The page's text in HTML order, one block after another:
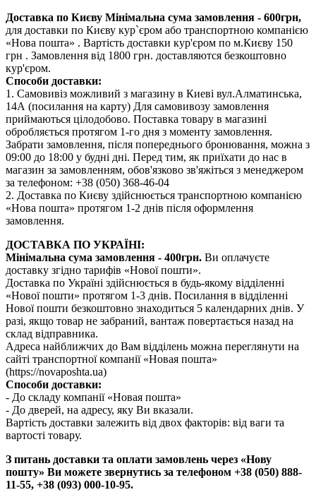
Доставка по Києву Мінімальна сума замовлення - 600грн,
для доставки по Києву кур`єром або транспортною компанією
«Нова пошта» . Вартість доставки кур'єром по м.Києву 150
грн . Замовлення від 1800 грн. доставляются безкоштовно
кур'єром.
Способи доставки:
1. Самовивіз можливий з магазину в Киеві вул.Алматинська,
14А (посилання на карту) Для самовивозу замовлення
приймаються цілодобово. Поставка товару в магазині
обробляється протягом 1-го дня з моменту замовлення.
Забрати замовлення, після попереднього бронювання, можна з
09:00 до 18:00 у будні дні. Перед тим, як приїхати до нас в
магазин за замовленням, обов'язково зв'яжіться з менеджером
за телефоном: +38 (050) 368-46-04
2. Доставка по Києву здійснюється транспортною компанією
«Нова пошта» протягом 1-2 днів після оформлення
замовлення.
ДОСТАВКА ПО УКРАЇНІ:
Мінімальна сума замовлення - 400грн. Ви оплачуєте
доставку згідно тарифів «Нової пошти».
Доставка по Україні здійснюється в будь-якому відділенні
«Нової пошти» протягом 1-3 днів. Посилання в відділенні
Нової пошти безкоштовно знаходиться 5 календарних днів. У
разі, якщо товар не забраний, вантаж повертається назад на
склад відправника.
Адреса найближчих до Вам відділень можна переглянути на
сайті транспортної компанії «Новая пошта»
(https://novaposhta.ua)
Способи доставки:
- До складу компанії «Новая пошта»
- До дверей, на адресу, яку Ви вказали.
Вартість доставки залежить від двох факторів: від ваги та
вартості товару.
З питань доставки та оплати замовлень через «Нову
пошту» Ви можете звернутись за телефоном +38 (050) 888-
11-55, +38 (093) 000-10-95.